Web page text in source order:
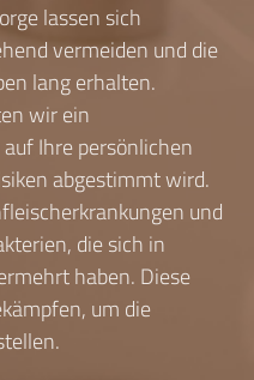
lassen sich
vermeiden und die
lang erhalten.
wir ein
Ihre persönlichen
abgestimmt wird.
und
die sich in
haben. Diese
um die